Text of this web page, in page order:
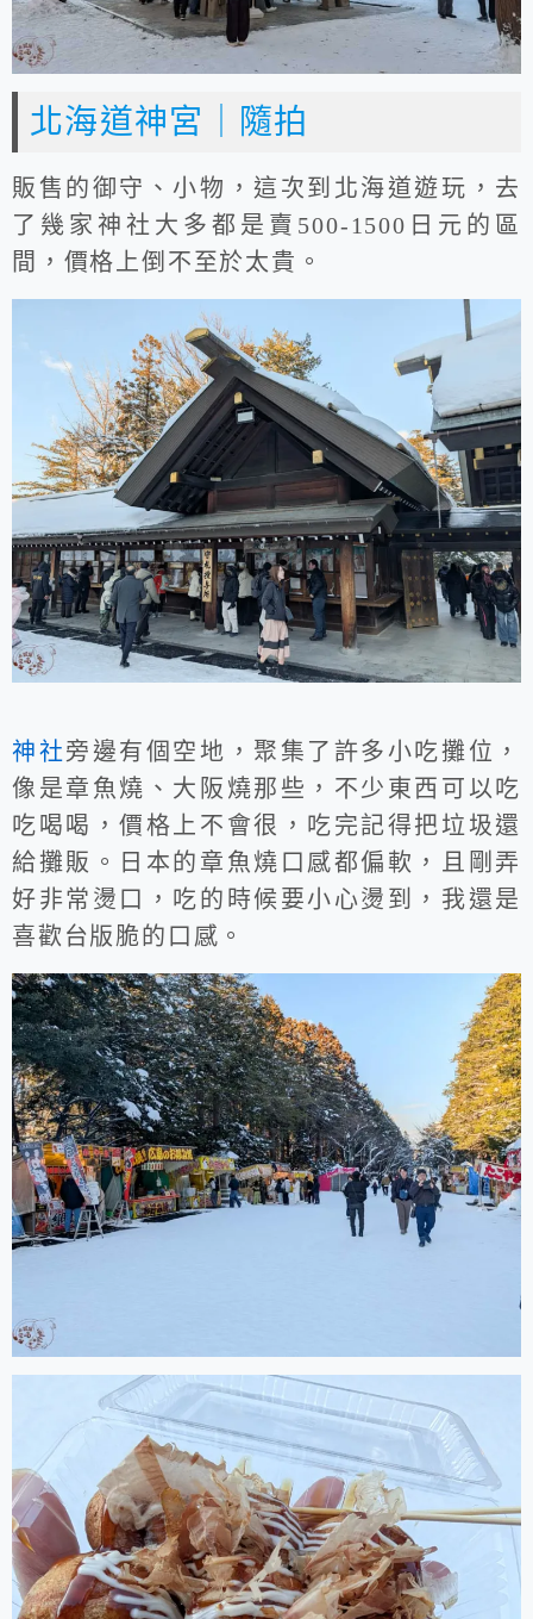
北海道神宮｜隨拍
販售的御守、小物，這次到北海道遊玩，去
了幾家神社大多都是賣500-1500日元的區
間，價格上倒不至於太貴。
神社旁邊有個空地，聚集了許多小吃攤位，
像是章魚燒、大阪燒那些，不少東西可以吃
吃喝喝，價格上不會很，吃完記得把垃圾還
給攤販。日本的章魚燒口感都偏軟，且剛弄
好非常燙口，吃的時候要小心燙到，我還是
喜歡台版脆的口感。